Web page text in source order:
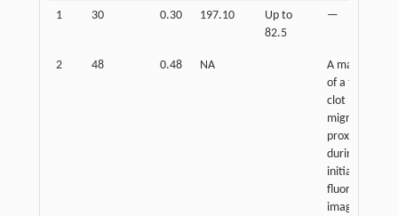
1 30 0.30 197.10
Up to
82.5
—
2 48 0.48 NA
A majority
of a target
clot
migrated
proximally
during
initial
fluoroscopy
imaging